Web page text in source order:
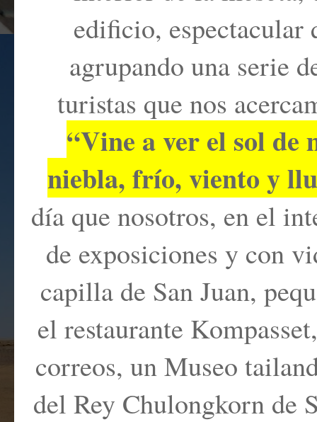
edificio, espectacular
agrupando una serie
turistas que nos
“Vine a ver el sol de
niebla, frío, viento y
día que nosotros, en el
de exposiciones y con
capilla de San Juan,
el restaurante
correos, un Museo
del Rey Chulongkorn de